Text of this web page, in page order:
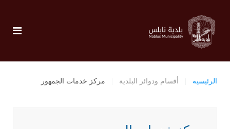
الرئيسيه أقسام ودوائر البلدية مركز خدمات الجمهور